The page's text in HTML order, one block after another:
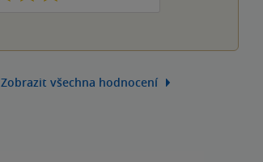
Zobrazit všechna hodnocení